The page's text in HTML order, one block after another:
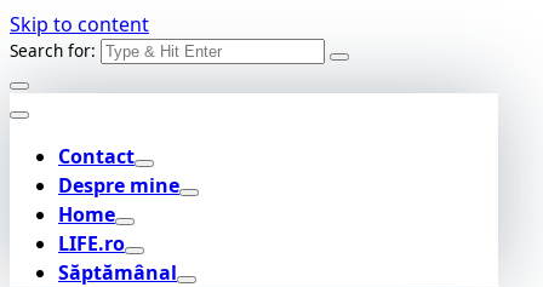
Skip to content
Search for:
Contact
Despre mine
Home
LIFE.ro
Săptămânal